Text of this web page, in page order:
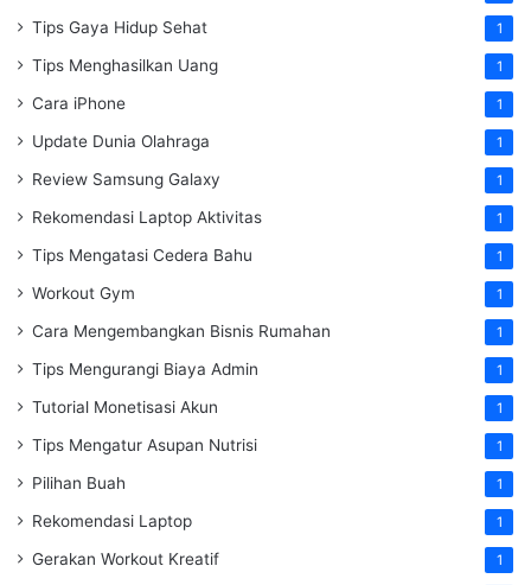
Tips Gaya Hidup Sehat 1
Tips Menghasilkan Uang 1
Cara iPhone 1
Update Dunia Olahraga 1
Review Samsung Galaxy 1
Rekomendasi Laptop Aktivitas 1
Tips Mengatasi Cedera Bahu 1
Workout Gym 1
Cara Mengembangkan Bisnis Rumahan 1
Tips Mengurangi Biaya Admin 1
Tutorial Monetisasi Akun 1
Tips Mengatur Asupan Nutrisi 1
Pilihan Buah 1
Rekomendasi Laptop 1
Gerakan Workout Kreatif 1